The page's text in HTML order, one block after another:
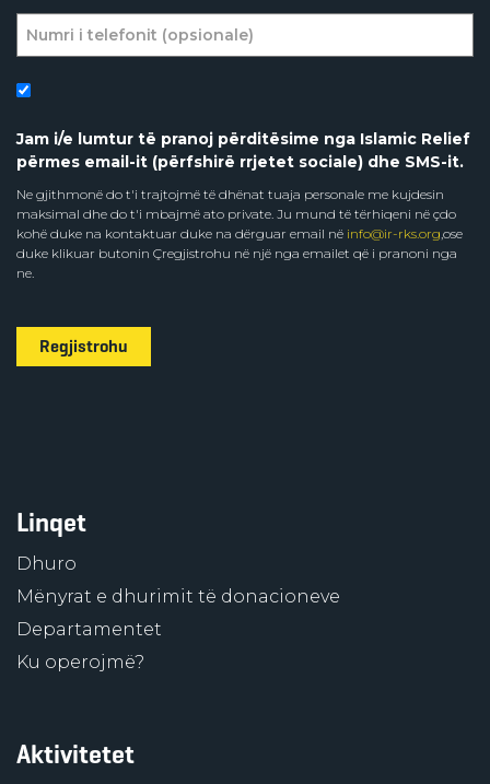
Jam i/e lumtur të pranoj përditësime nga Islamic Relief
përmes email-it (përfshirë rrjetet sociale) dhe SMS-it.
Ne gjithmonë do t'i trajtojmë të dhënat tuaja personale me kujdesin
maksimal dhe do t'i mbajmë ato private. Ju mund të tërhiqeni në çdo
kohë duke na kontaktuar duke na dërguar email në info@ir-rks.org,ose
duke klikuar butonin Çregjistrohu në një nga emailet që i pranoni nga
ne.
Regjistrohu
Linqet
Dhuro
Mënyrat e dhurimit të donacioneve
Departamentet
Ku operojmë?
Aktivitetet